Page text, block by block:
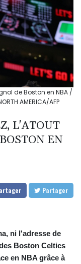
de Boston en NBA /
AMERICA/AFP
L'ATOUT
EN
Partager
ni l'adresse de
Boston Celtics
en NBA grâce à